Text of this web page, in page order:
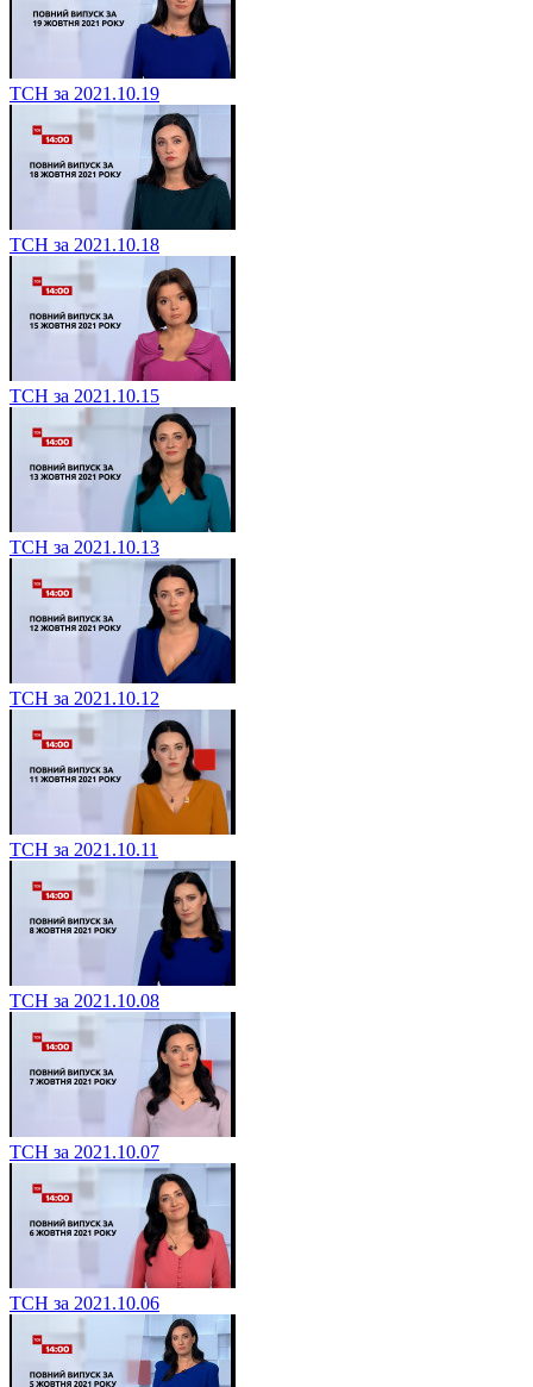
ТСН за 2021.10.19
ТСН за 2021.10.18
ТСН за 2021.10.15
ТСН за 2021.10.13
ТСН за 2021.10.12
ТСН за 2021.10.11
ТСН за 2021.10.08
ТСН за 2021.10.07
ТСН за 2021.10.06